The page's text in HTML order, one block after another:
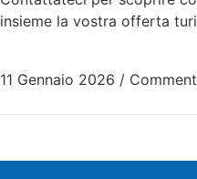
insieme la vostra offerta
11 Gennaio 2026 /